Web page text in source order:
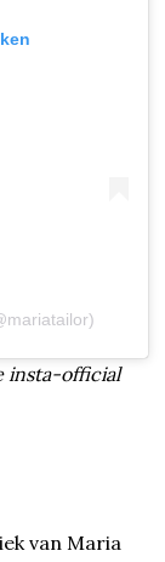
insta-official
van Maria